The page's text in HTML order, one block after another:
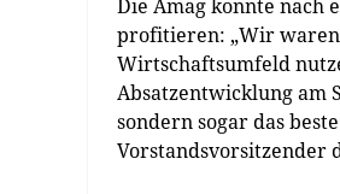
Die Amag konnte nach
profitieren: „Wir
Wirtschaftsumfeld
Absatzentwicklung am
sondern sogar das
Vorstandsvorsitzender